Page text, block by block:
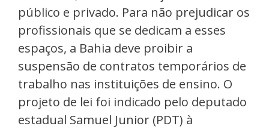
público e privado. Para não prejudicar os
profissionais que se dedicam a esses
espaços, a Bahia deve proibir a
suspensão de contratos temporários de
trabalho nas instituições de ensino. O
projeto de lei foi indicado pelo deputado
estadual Samuel Junior (PDT) à